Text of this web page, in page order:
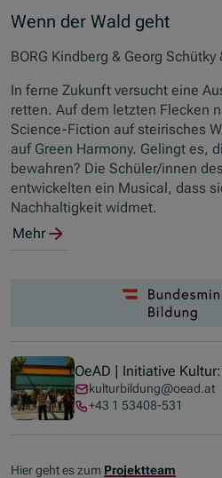
Wenn der Wald geht
BORG Kindberg & Georg
In ferne Zukunft versucht eine
retten. Auf dem letzten Flecken
Science-Fiction auf steirisches
auf Green Harmony. Gelingt es,
bewahren? Die Schüler/innen
entwickelten ein Musical, dass
Nachhaltigkeit widmet.
Mehr
OeAD | Initiative
kulturbildung@oead.at
+43 1 53408-531
Hier geht es zum Projektteam